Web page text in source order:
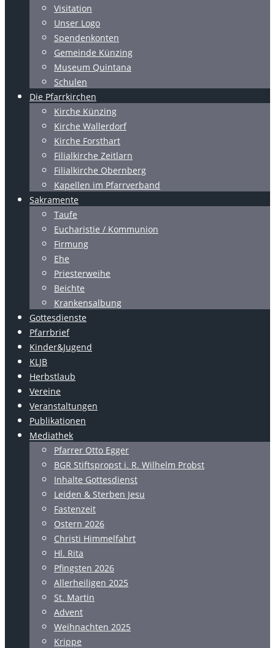
Visitation
Unser Logo
Spendenkonten
Gemeinde Künzing
Museum Quintana
Schulen
Die Pfarrkirchen
Kirche Künzing
Kirche Wallerdorf
Kirche Forsthart
Filialkirche Zeitlarn
Filialkirche Obernberg
Kapellen im Pfarrverband
Sakramente
Taufe
Eucharistie / Kommunion
Firmung
Ehe
Priesterweihe
Beichte
Krankensalbung
Gottesdienste
Pfarrbrief
Kinder&Jugend
KLJB
Herbstlaub
Vereine
Veranstaltungen
Publikationen
Mediathek
Pfarrer Otto Egger
BGR Stiftspropst i. R. Wilhelm Probst
Inhalte Gottesdienst
Leiden & Sterben Jesu
Fastenzeit
Ostern 2026
Christi Himmelfahrt
Hl. Rita
Pfingsten 2026
Allerheiligen 2025
St. Martin
Advent
Weihnachten 2025
Krippe